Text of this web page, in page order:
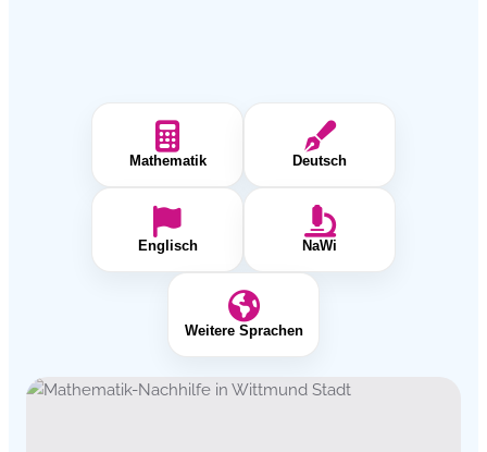
Mathematik Deutsch
Englisch NaWi
Weitere Sprachen